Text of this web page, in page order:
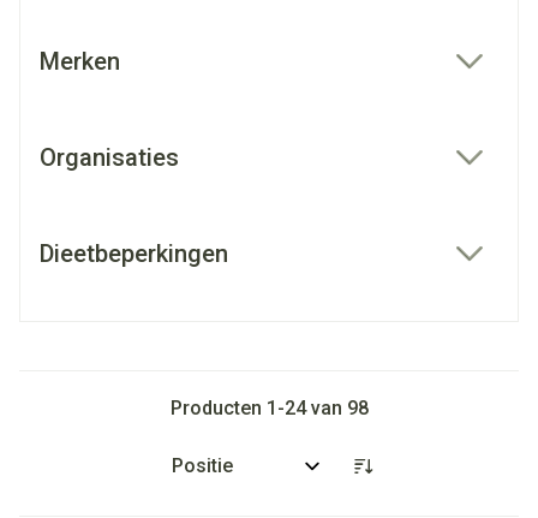
Merken
Organisaties
Dieetbeperkingen
Producten 1 -24van 98
Sorteer op: